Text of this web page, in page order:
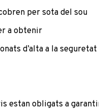
per sota del sou
a obtenir
d’alta a la seguretat
estan obligats a